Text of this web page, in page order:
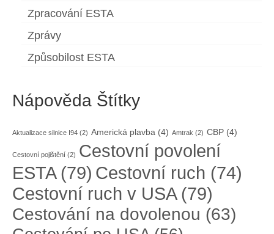
Zpracování ESTA
Zprávy
Způsobilost ESTA
Nápověda Štítky
Aktualizace silnice I94 (2) Americká plavba (4) Amtrak (2) CBP (4)
Cestovní pojištění (2) Cestovní povolení
ESTA(79) Cestovní ruch (74)
Cestovní ruch v USA(79)
Cestování na dovolenou (63)